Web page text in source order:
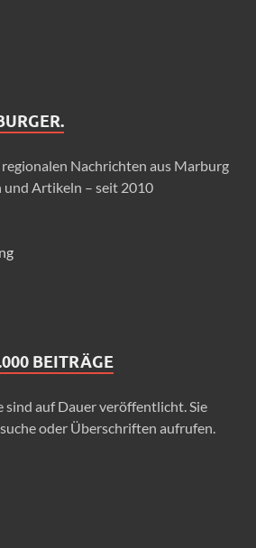
Nachrichten aus Marburg
und Artikeln – seit 2010
BEITRÄGE
sind auf Dauer veröffentlicht. Sie
oder Überschriften aufrufen.